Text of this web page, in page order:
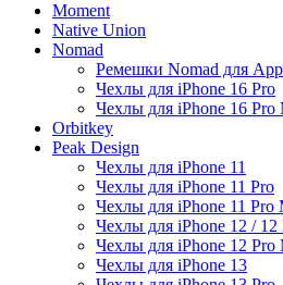
Moment
Native Union
Nomad
Ремешки Nomad для
Чехлы для iPhone 16 Pro
Чехлы для iPhone 16 Pro
Orbitkey
Peak Design
Чехлы для iPhone 11
Чехлы для iPhone 11 Pro
Чехлы для iPhone 11 Pro
Чехлы для iPhone 12 / 12
Чехлы для iPhone 12 Pro
Чехлы для iPhone 13